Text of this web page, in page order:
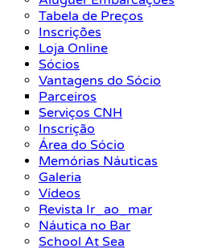
Tabela de Preços
Inscrições
Loja Online
Sócios
Vantagens do Sócio
Parceiros
Serviços CNH
Inscrição
Área do Sócio
Memórias Náuticas
Galeria
Vídeos
Revista Ir_ao_mar
Náutica no Bar
School At Sea